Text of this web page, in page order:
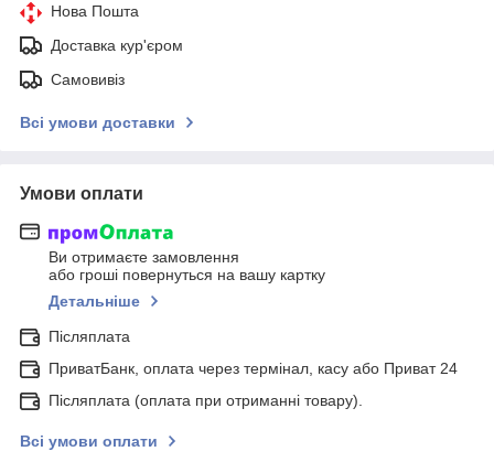
Нова Пошта
Доставка кур'єром
Самовивіз
Всі умови доставки
Умови оплати
Ви отримаєте замовлення
або гроші повернуться на вашу картку
Детальніше
Післяплата
ПриватБанк, оплата через термінал, касу або Приват 24
Післяплата (оплата при отриманні товару).
Всі умови оплати